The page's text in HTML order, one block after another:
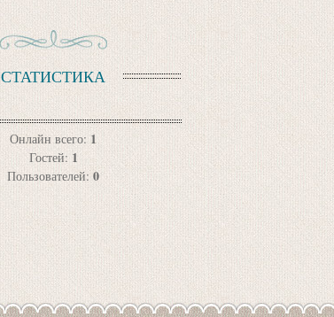
СТАТИСТИКА
Онлайн всего: 1
Гостей: 1
Пользователей:0